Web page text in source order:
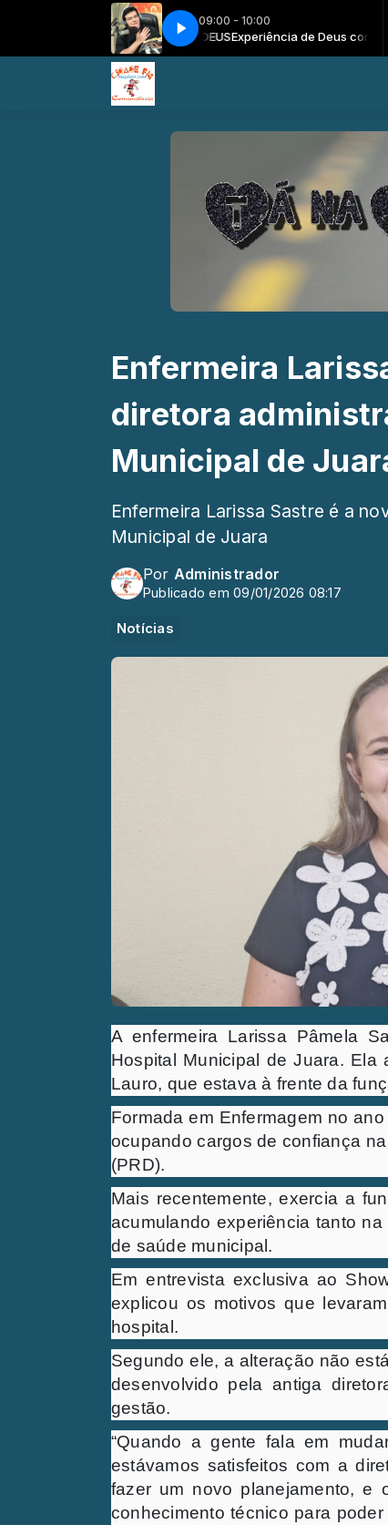
09:00 - 10:00
e o EXPERIENCIA DE DEUSExperiência de Deus com Pe. Reginaldo
Enfermeira
diretora
Municipal de
Enfermeira Larissa Sastre é a
Municipal de Juara
Por Administrador
Publicado em 09/01/2026 08:17
Notícias
A enfermeira Larissa Pâmela
Hospital Municipal de Juara.
Lauro, que estava à frente da
Formada em Enfermagem no
ocupando cargos de confiança
(PRD).
Mais recentemente, exercia a
acumulando experiência tanto
de saúde municipal.
Em entrevista exclusiva ao
explicou os motivos que
hospital.
Segundo ele, a alteração não
desenvolvido pela antiga
gestão.
“Quando a gente fala em
estávamos satisfeitos com a
fazer um novo planejamento, e
conhecimento técnico para